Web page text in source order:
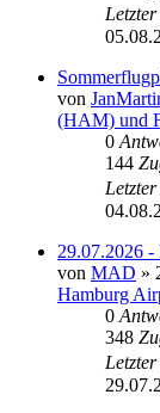
von
(HAM) und
0
144
29.07.2026
von MAD »
Hamburg
0
348